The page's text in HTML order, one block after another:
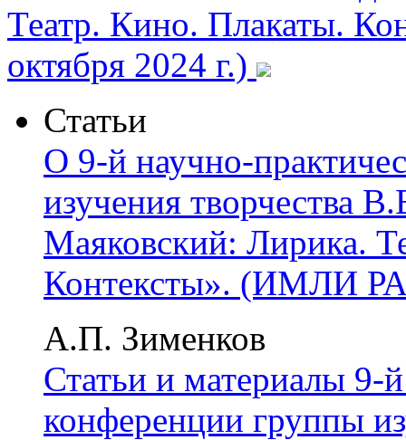
Театр. Кино. Плакаты.
октября 2024 г.)
Статьи
О 9-й научно-
изучения творчества
Маяковский: Лирика.
Контексты». (ИМЛИ
А.П. Зименков
Статьи и материалы 9-
конференции группы